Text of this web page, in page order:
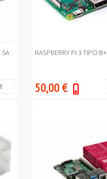
RASPBERRY PI 3 TIPO B+
50,00€